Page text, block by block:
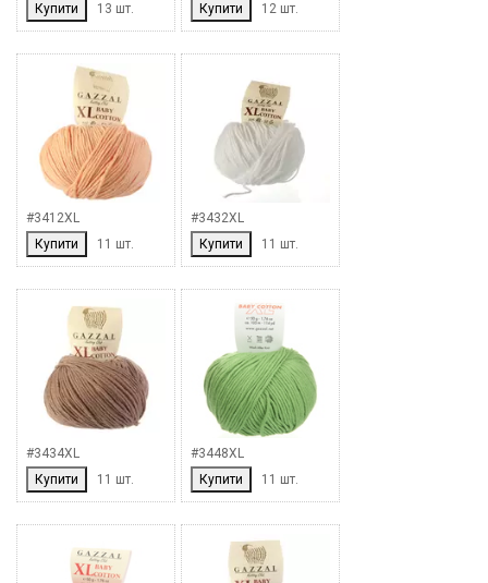
Купити
13 шт.
Купити
12 шт.
#3412XL
Купити
11 шт.
#3432XL
Купити
11 шт.
#3434XL
Купити
11 шт.
#3448XL
Купити
11 шт.